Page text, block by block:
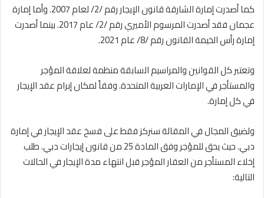
كما أصدرت إمارة الشارقة قانون الإيجار رقم /2/ لعام 2007. وأما إمارة
عجمان فقد أصدرت المرسوم الأميري رقم /2/ عام 2017. بينما أصدرت
إمارة رأس الخيمة القانون رقم /8/ عام 2021.
وتعتبر كل القوانين والمراسيم السابقة منظمة لعلاقة المؤجر
والمستأجر في الإمارات العربية المتحدة. وفقاً لمكان إبرام عقد الإيجار
في كل إمارة.
ولضيق المجال في المقالة سنركز فقط على فسخ عقد الإيجار في إمارة
دبي. حيث يحق للمؤجر وفق المادة 25 من قانون إيجارات دبي. طلب
إخلاء المستأجر من العقار المؤجر قبل انتهاء مدة الإيجار في الحالات
التالية: